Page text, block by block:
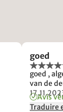
goed
goed ,
van de
Avis
Traduire